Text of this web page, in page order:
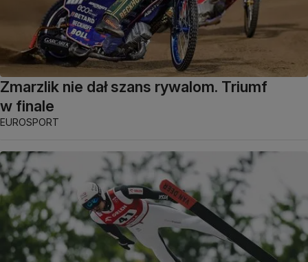
Zmarzlik nie dał szans rywalom. Triumf
w finale
EUROSPORT